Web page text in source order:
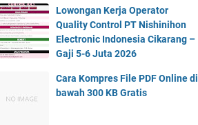
Lowongan Kerja Operator
Quality Control PT Nishinihon
Electronic Indonesia Cikarang –
Gaji 5-6 Juta 2026
Cara Kompres File PDF Online di
bawah 300 KB Gratis